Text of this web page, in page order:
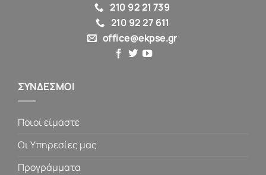
210 92 21 739
210 92 27 611
office@ekpse.gr
ΣΥΝΔΕΣΜΟΙ
Ποιοί είμαστε
Οι Υπηρεσίες μας
Προγράμματα